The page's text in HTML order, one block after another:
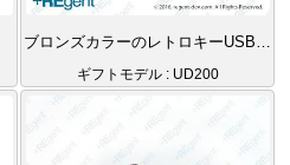
ブロンズカラーのレトロキーUSBメモリ
ギフトモデル : UD200